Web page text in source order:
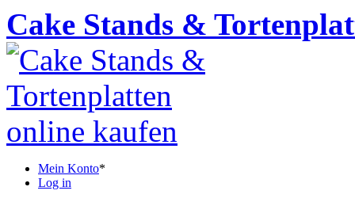
Cake Stands &
Mein Konto*
Log in